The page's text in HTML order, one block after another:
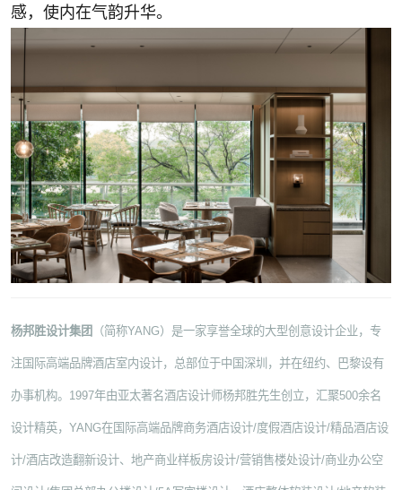
感，使内在气韵升华。
杨邦胜设计集团 （简称YANG）是一家享誉全球的大型创意设计企业，专
注国际高端品牌酒店室内设计，总部位于中国深圳，并在纽约、巴黎设有
办事机构。1997年由亚太著名酒店设计师杨邦胜先生创立，汇聚500余名
设计精英，YANG在国际高端品牌商务酒店设计/度假酒店设计/精品酒店设
计/酒店改造翻新设计、地产商业样板房设计/营销售楼处设计/商业办公空